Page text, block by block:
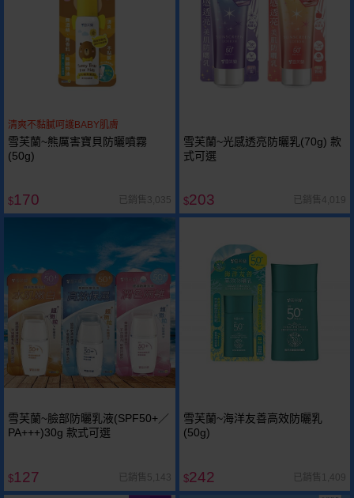
清爽不黏膩呵護BABY肌膚
雪芙蘭~熊厲害寶貝防曬噴霧
(50g)
$170 已銷售3,035
雪芙蘭~光感透亮防曬乳(70g) 款
式可選
$203 已銷售4,019
雪芙蘭~臉部防曬乳液(SPF50+／
PA+++)30g 款式可選
$127 已銷售5,143
雪芙蘭~海洋友善高效防曬乳
(50g)
$242 已銷售1,409